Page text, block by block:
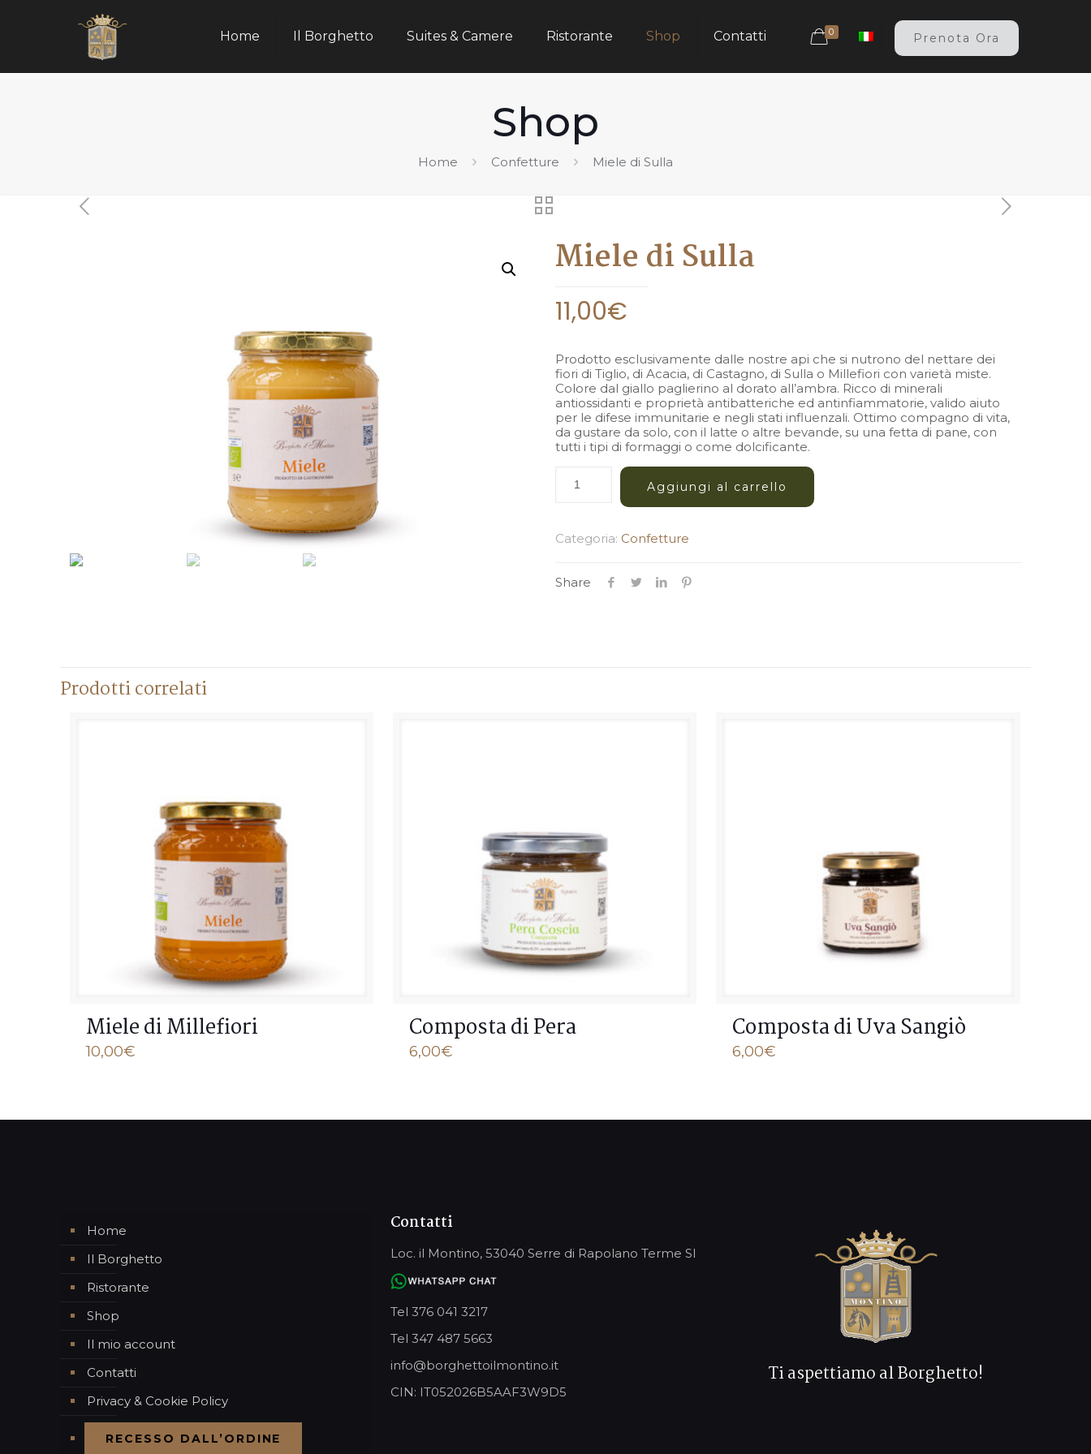
Home Il Borghetto Suites & Camere Ristorante Shop Contatti 0 Prenota Ora
Shop
Home Confetture Miele di Sulla
Miele di Sulla
11,00€
Prodotto esclusivamente dalle nostre api che si nutrono del nettare dei
fiori di Tiglio, di Acacia, di Castagno, di Sulla o Millefiori con varietà miste.
Colore dal giallo paglierino al dorato all’ambra. Ricco di minerali
antiossidanti e proprietà antibatteriche ed antinfiammatorie, valido aiuto
per le difese immunitarie e negli stati influenzali. Ottimo compagno di vita,
da gustare da solo, con il latte o altre bevande, su una fetta di pane, con
tutti i tipi di formaggi o come dolcificante.
Aggiungi al carrello
Categoria: Confetture
Share
Prodotti correlati
Miele di Millefiori
10,00€
Composta di Pera
6,00€
Composta di Uva Sangiò
6,00€
Home
Il Borghetto
Ristorante
Shop
Il mio account
Contatti
Privacy & Cookie Policy
RECESSO DALL’ORDINE
Contatti
Loc. il Montino, 53040 Serre di Rapolano Terme SI
Tel 376 041 3217
Tel 347 487 5663
info@borghettoilmontino.it
CIN: IT052026B5AAF3W9D5
Ti aspettiamo al Borghetto!